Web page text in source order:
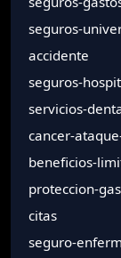
seguros-
accidente
seguros-
servicios-
cancer-
beneficios-
proteccion-
citas
seguro-